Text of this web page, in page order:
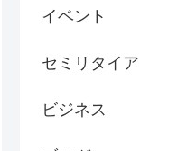
イベント
セミリタイア
ビジネス